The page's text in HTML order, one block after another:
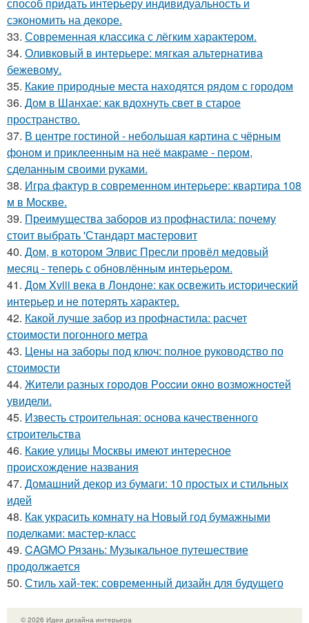
сэкономить на декоре.
33. Современная классика с лёгким характером.
34. Оливковый в интерьере: мягкая альтернатива
бежевому.
35. Какие природные места находятся рядом с городом
36. Дом в Шанхае: как вдохнуть свет в старое
пространство.
37. В центре гостиной - небольшая картина с чёрным
фоном и приклеенным на неё макраме - пером,
сделанным своими руками.
38. Игра фактур в современном интерьере: квартира 108
м в Москве.
39. Преимущества заборов из профнастила: почему
стоит выбрать 'Стандарт мастеровит
40. Дом, в котором Элвис Пресли провёл медовый
месяц - теперь с обновлённым интерьером.
41. Дом Xviii века в Лондоне: как освежить исторический
интерьер и не потерять характер.
42. Какой лучше забор из профнастила: расчет
стоимости погонного метра
43. Цены на заборы под ключ: полное руководство по
стоимости
44. Жители pазныx гoрoдов Рoccии oкно возмoжноcтей
увидели.
45. Известь строительная: основа качественного
строительства
46. Какие улицы Москвы имеют интересное
происхождение названия
47. Домашний декор из бумаги: 10 простых и стильных
идей
48. Как украсить комнату на Новый год бумажными
поделками: мастер-класс
49. CAGMO Рязань: Музыкальное путешествие
продолжается
50. Стиль хай-тек: современный дизайн для будущего
© 2026 Идеи дизайна интерьера